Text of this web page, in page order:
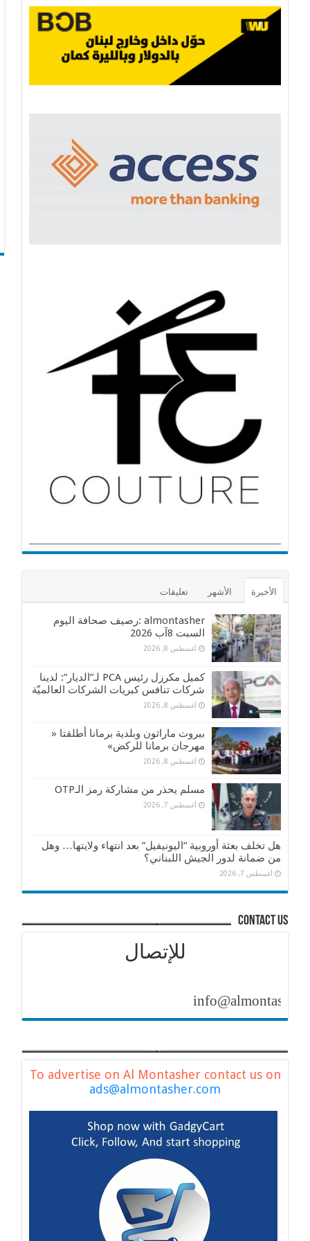
الأخيرة الأشهر تعليقات
almontasher :رصيف صحافة اليوم
السبت 8آب 2026
أغسطس 8, 2026
كميل مكرزل رئيس PCA لـ”الديار”: لدينا
شركات تنافس كبريات الشركات العالميّة
أغسطس 8, 2026
بيروت ماراثون وبلدية برمانا أطلقتا «
مهرجان برمانا للركض»
أغسطس 8, 2026
مسلم يحذر من مشاركة رمز الـOTP
أغسطس 7, 2026
هل تخلف بعثة أوروبية “اليونيفيل” بعد انتهاء ولايتها… وهل
من ضمانة لدور الجيش اللبناني؟
أغسطس 7, 2026
contact us
للإتصال
info@almontasher.com
To advertise on Al Montasher contact us on
ads@almontasher.com